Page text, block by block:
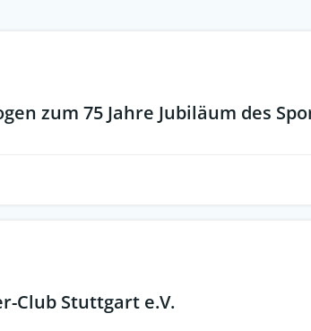
zum 75 Jahre Jubiläum des
Club Stuttgart e.V.